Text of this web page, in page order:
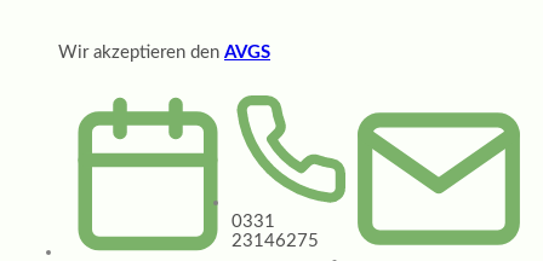
Wir akzeptieren den AVGS
0331
23146275